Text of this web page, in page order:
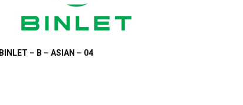
BINLET – B – ASIAN – 04